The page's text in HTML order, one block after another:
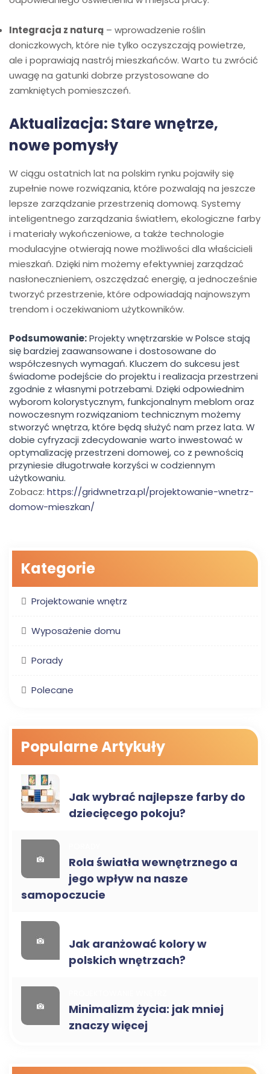
Integracja z naturą – wprowadzenie roślin
doniczkowych, które nie tylko oczyszczają powietrze,
ale i poprawiają nastrój mieszkańców. Warto tu zwrócić
uwagę na gatunki dobrze przystosowane do
zamkniętych pomieszczeń.
Aktualizacja: Stare wnętrze,
nowe pomysły
W ciągu ostatnich lat na polskim rynku pojawiły się
zupełnie nowe rozwiązania, które pozwalają na jeszcze
lepsze zarządzanie przestrzenią domową. Systemy
inteligentnego zarządzania światłem, ekologiczne farby
i materiały wykończeniowe, a także technologie
modulacyjne otwierają nowe możliwości dla właścicieli
mieszkań. Dzięki nim możemy efektywniej zarządzać
nasłonecznieniem, oszczędzać energię, a jednocześnie
tworzyć przestrzenie, które odpowiadają najnowszym
trendom i oczekiwaniom użytkowników.
Podsumowanie:Projekty wnętrzarskie w Polsce stają
się bardziej zaawansowane i dostosowane do
współczesnych wymagań. Kluczem do sukcesu jest
świadome podejście do projektu i realizacja przestrzeni
zgodnie z własnymi potrzebami. Dzięki odpowiednim
wyborom kolorystycznym, funkcjonalnym meblom oraz
nowoczesnym rozwiązaniom technicznym możemy
stworzyć wnętrza, które będą służyć nam przez lata. W
dobie cyfryzacji zdecydowanie warto inwestować w
optymalizację przestrzeni domowej, co z pewnością
przyniesie długotrwałe korzyści w codziennym
użytkowaniu.
Zobacz: https://gridwnetrza.pl/projektowanie-wnetrz-
domow-mieszkan/
Kategorie
Projektowanie wnętrz
Wyposażenie domu
Porady
Polecane
Popularne Artykuły
Jak wybrać najlepsze farby do
dziecięcego pokoju?
Rola światła wewnętrznego a
jego wpływ na nasze
samopoczucie
Jak aranżować kolory w
polskich wnętrzach?
Minimalizm życia: jak mniej
znaczy więcej